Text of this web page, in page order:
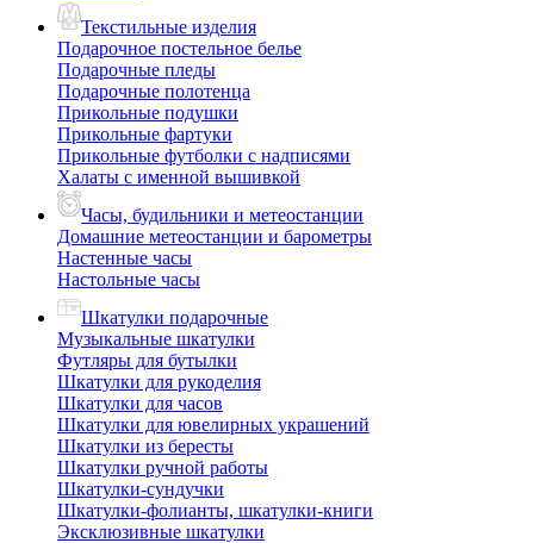
Текстильные изделия
Подарочное постельное белье
Подарочные пледы
Подарочные полотенца
Прикольные подушки
Прикольные фартуки
Прикольные футболки с надписями
Халаты с именной вышивкой
Часы, будильники и метеостанции
Домашние метеостанции и барометры
Настенные часы
Настольные часы
Шкатулки подарочные
Музыкальные шкатулки
Футляры для бутылки
Шкатулки для рукоделия
Шкатулки для часов
Шкатулки для ювелирных украшений
Шкатулки из бересты
Шкатулки ручной работы
Шкатулки-сундучки
Шкатулки-фолианты, шкатулки-книги
Эксклюзивные шкатулки